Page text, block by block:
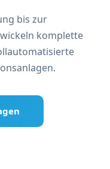
bis zur
komplette